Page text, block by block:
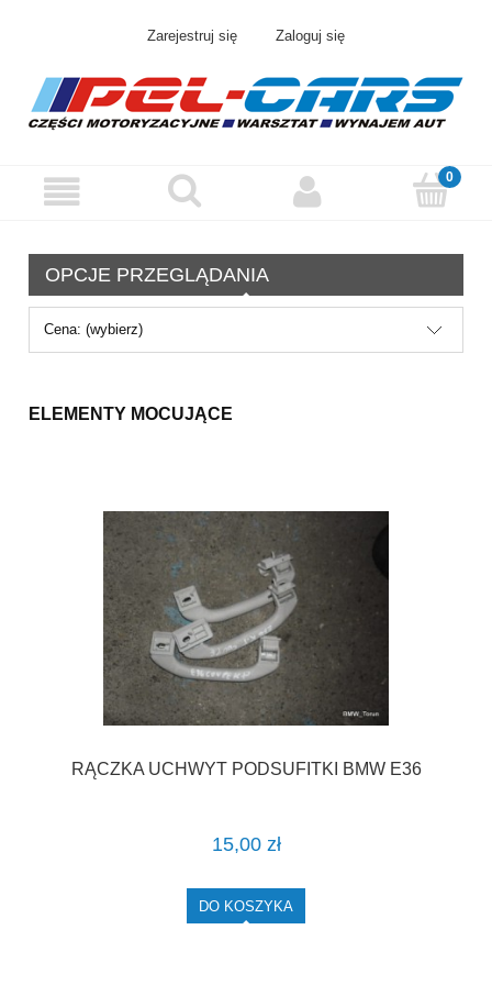
Zarejestruj się Zaloguj się
OPCJE PRZEGLĄDANIA
Cena: (wybierz)
ELEMENTY MOCUJĄCE
RĄCZKA UCHWYT PODSUFITKI BMW E36
15,00 zł
DO KOSZYKA